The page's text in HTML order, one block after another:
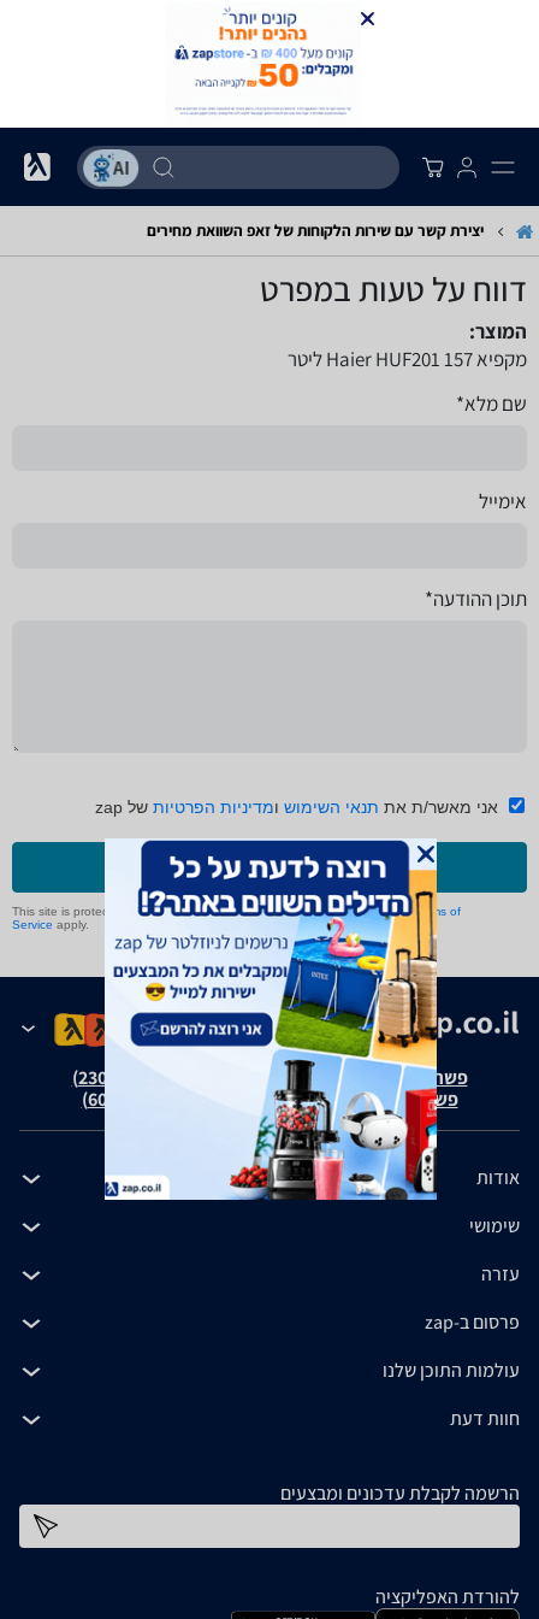
יצירת קשר עם שירות הלקוחות של זאפ השוואת מחירים
דווח על טעות במפרט
המוצר:
מקפיא Haier HUF201 157 ליטר
שם מלא*
אימייל
תוכן ההודעה*
אני מאשר/ת את תנאי השימוש ומדיניות הפרטיות של zap
שליחה
This site is protected by reCAPTCHA and the GooglePrivacy Policyand Terms of
Service apply.
פשרה בת"צ אבנצ'יק נ' זאפ גרופ (ת"צ 23008-08-20)
פשרה בת"צ כהנים נ' זאפ גרופ (ת"צ 60371-12-19)
אודות
שימושי
עזרה
פרסום ב-zap
עולמות התוכן שלנו
חוות דעת
הרשמה לקבלת עדכונים ומבצעים
להורדת האפליקציה